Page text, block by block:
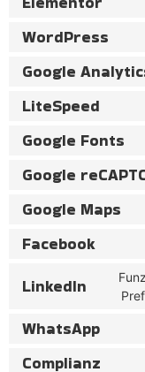
WordPress
Google
LiteSpeed
Google Fonts
Google
Google Maps
Facebook
LinkedIn
WhatsApp
Complianz